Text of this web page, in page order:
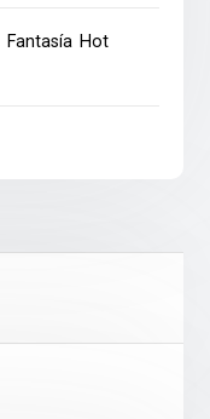
Fantasía Hot